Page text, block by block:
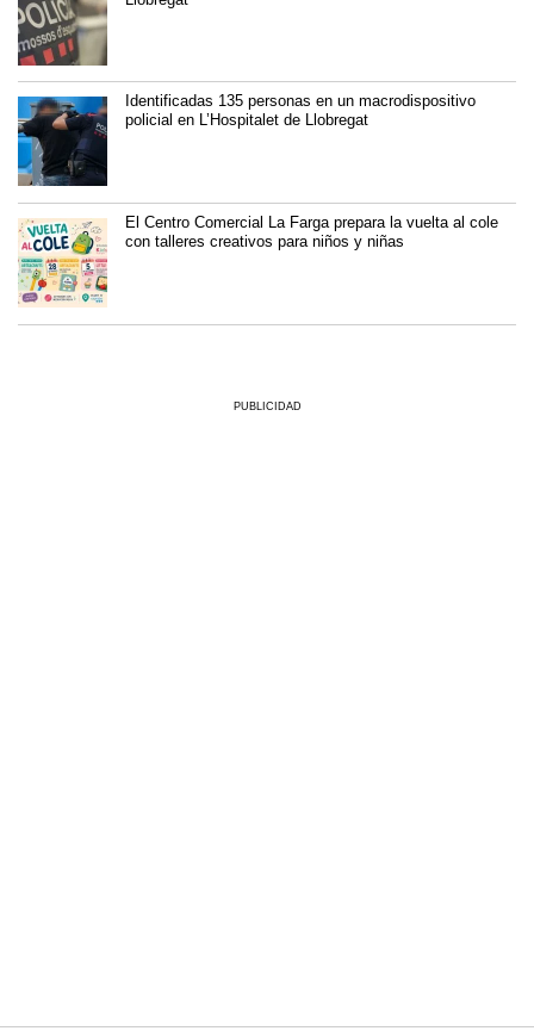
Identificadas 135 personas en un macrodispositivo
policial en L’Hospitalet de Llobregat
El Centro Comercial La Farga prepara la vuelta al cole
con talleres creativos para niños y niñas
PUBLICIDAD